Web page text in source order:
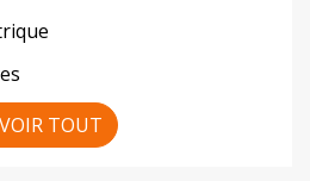
VOIR TOUT